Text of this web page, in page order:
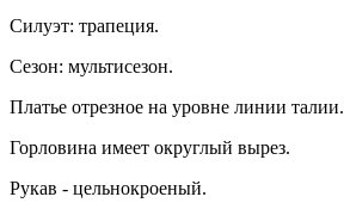
Силуэт: трапеция.
Сезон: мультисезон.
Платье отрезное на уровне линии талии.
Горловина имеет округлый вырез.
Рукав - цельнокроеный.